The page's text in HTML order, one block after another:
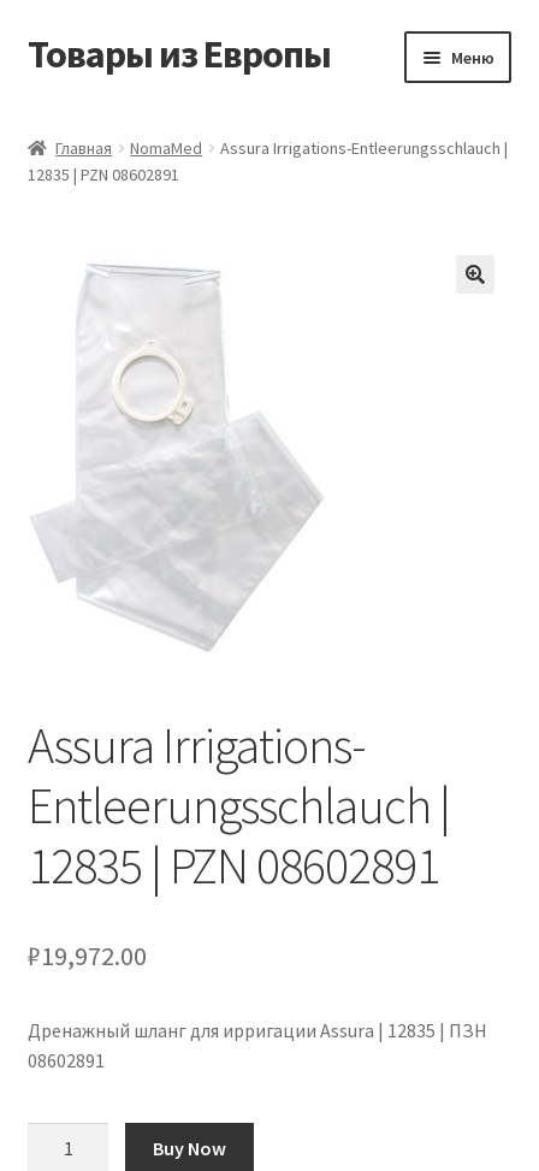
Перейти
Перейти
Товары из Европы Меню
Виды доставки
Корзина
Мой аккаунт
Оставить отзыв
Оформление заказа
Подтверждение заказа
Сотрудничество
Главная NomaMed
Assura Irrigations-Entleerungsschlauch |
12835 | PZN 08602891
Assura Irrigations-
Entleerungsschlauch |
12835 | PZN 08602891
₽19,972.00
Дренажный шланг для ирригации Assura | 12835 | ПЗН
08602891
Buy Now